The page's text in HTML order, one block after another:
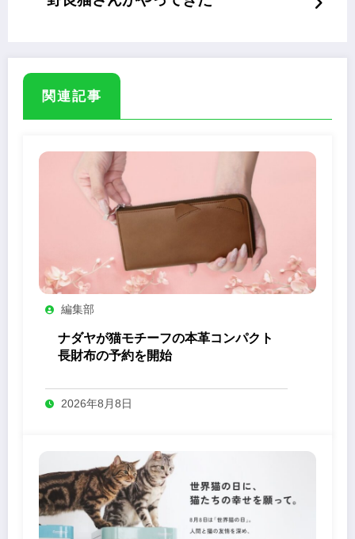
関連記事
編集部
ナダヤが猫モチーフの本革コンパクト
長財布の予約を開始
2026年8月8日